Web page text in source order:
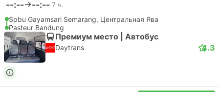
--:-- --:-- 7 ч.
Spbu Gayamsari Semarang, Центральная Ява
Pasteur Bandung
Премиум место | Автобус
Daytrans 4.3